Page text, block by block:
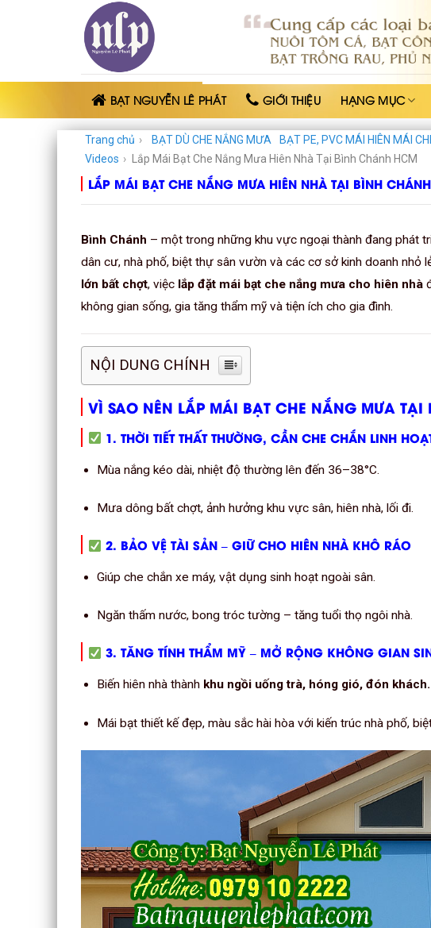
PHÁT
BẠT NGUYỄN LÊ PHÁT GIỚI THIỆU HẠNG MỤC
Trang chủ › BẠT DÙ CHE NẮNG MƯA BẠT PE, PVC MÁI HIÊN MÁI
Videos › Lắp Mái Bạt Che Nắng Mưa Hiên Nhà Tại Bình Chánh HCM
LẮP MÁI BẠT CHE NẮNG MƯA HIÊN NHÀ TẠI BÌNH
Bình Chánh – một trong những khu vực ngoại thành đang phát
dân cư, nhà phố, biệt thự sân vườn và các cơ sở kinh doanh nhỏ
lớn bất chợt, việc lắp đặt mái bạt che nắng mưa cho hiên nhà
không gian sống, gia tăng thẩm mỹ và tiện ích cho gia đình.
NỘI DUNG CHÍNH
VÌ SAO NÊN LẮP MÁI BẠT CHE NẮNG MƯA
1. THỜI TIẾT THẤT THƯỜNG, CẦN CHE CHẮN LINH
Mùa nắng kéo dài, nhiệt độ thường lên đến 36–38°C.
Mưa dông bất chợt, ảnh hưởng khu vực sân, hiên nhà, lối đi.
2. BẢO VỆ TÀI SẢN – GIỮ CHO HIÊN NHÀ KHÔ RÁO
Giúp che chắn xe máy, vật dụng sinh hoạt ngoài sân.
Ngăn thấm nước, bong tróc tường – tăng tuổi thọ ngôi nhà.
3. TĂNG TÍNH THẨM MỸ – MỞ RỘNG KHÔNG GIAN
Biến hiên nhà thành khu ngồi uống trà, hóng gió, đón khách.
Mái bạt thiết kế đẹp, màu sắc hài hòa với kiến trúc nhà phố,